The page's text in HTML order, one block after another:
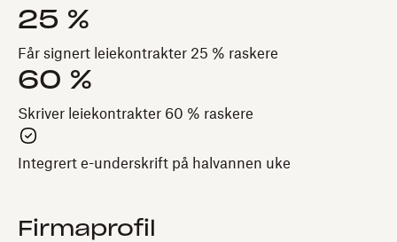
25 %
Får signert leiekontrakter 25 % raskere
60 %
Skriver leiekontrakter 60 % raskere
Integrert e-underskrift på halvannen uke
Firmaprofil